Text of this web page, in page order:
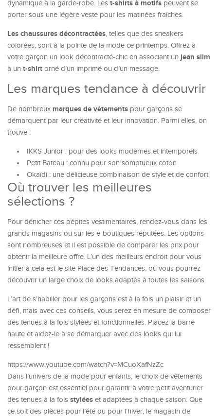
dynamique à la garde-robe. Les t-shirts à motifs peuvent se
porter sous une légère veste pour les matinées fraîches.
Les chaussures décontractées, telles que des sneakers
colorées, sont à la pointe de la mode ce printemps. Offrez à
votre garçon un look décontracté-chic en associant un jean slim
à un t-shirt orné d’un imprimé ou d’un message.
Les marques tendance à découvrir
De nombreux marques de vêtements pour garçons se
démarquent par leur créativité et leur innovation. Parmi elles, on
trouve :
IKKS Junior : pour des looks modernes et intemporels
Petit Bateau : connu pour son somptueux coton
Okaïdi : une délicieuse combinaison de style et de confort
Où trouver les meilleures
sélections ?
Pour dénicher ces pépites vestimentaires, rendez-vous dans les
grands magasins ou sur les e-boutiques réputées. Les options
sont nombreuses et il est possible de comparer les prix pour
obtenir la meilleure offre. L’un des meilleurs endroit pour vous
initier à cela est le site Place des Tendances, où vous pourrez
découvrir un large choix de looks adaptés à toutes les saisons.
L’art de s’habiller pour les garçons est à la fois un plaisir et un
défi, mais avec ces conseils, vous serez en mesure de composer
des tenues à la fois stylées et fonctionnelles. Placez la barre
haute et aidez-le à se démarquer avec des looks qui lui
ressemblent !
https://www.youtube.com/watch?v=MCuoXafNzZc
Dans l’univers de la mode pour enfants, le choix de vêtements
pour garçon est essentiel pour garantir à votre petit aventurier
des tenues à la fois stylées et adaptées à chaque saison. Que
ce soit des pièces pour l’été ou pour l’hiver, le magasin de